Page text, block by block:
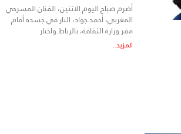
أضرم صباح اليوم الاثنين، الفنان المسرحي
المغربي، أحمد جواد، النار في جسده أمام
مقر وزارة الثقافة، بالرباط.واختار
المزيد...